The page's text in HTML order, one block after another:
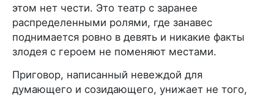
этом нет чести. Это театр с заранее
распределенными ролями, где занавес
поднимается ровно в девять и никакие факты
злодея с героем не поменяют местами.
Приговор, написанный невеждой для
думающего и созидающего, унижает не того,